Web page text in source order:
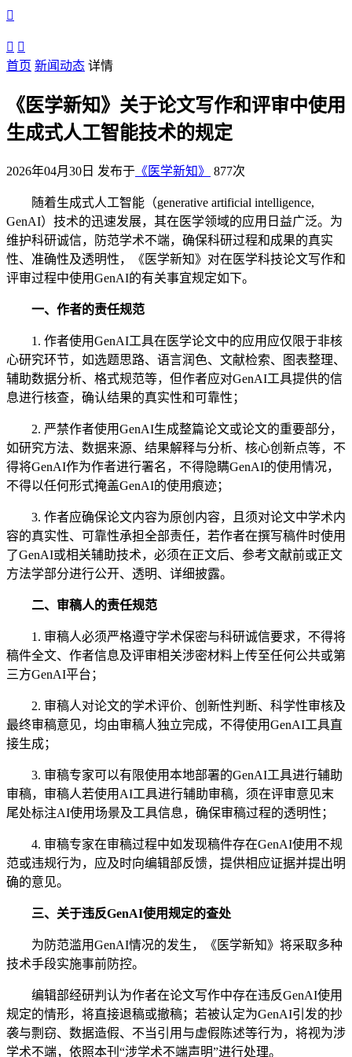

 
首页 新闻动态 详情
《医学新知》关于论文写作和评审中使用
生成式人工智能技术的规定
2026年04月30日 发布于 《医学新知》 877次
随着生成式人工智能（generative artificial intelligence,
GenAI）技术的迅速发展，其在医学领域的应用日益广泛。为
维护科研诚信，防范学术不端，确保科研过程和成果的真实
性、准确性及透明性，《医学新知》对在医学科技论文写作和
评审过程中使用GenAI的有关事宜规定如下。
一、作者的责任规范
1. 作者使用GenAI工具在医学论文中的应用应仅限于非核
心研究环节，如选题思路、语言润色、文献检索、图表整理、
辅助数据分析、格式规范等，但作者应对GenAI工具提供的信
息进行核查，确认结果的真实性和可靠性；
2. 严禁作者使用GenAI生成整篇论文或论文的重要部分，
如研究方法、数据来源、结果解释与分析、核心创新点等，不
得将GenAI作为作者进行署名，不得隐瞒GenAI的使用情况，
不得以任何形式掩盖GenAI的使用痕迹；
3. 作者应确保论文内容为原创内容，且须对论文中学术内
容的真实性、可靠性承担全部责任，若作者在撰写稿件时使用
了GenAI或相关辅助技术，必须在正文后、参考文献前或正文
方法学部分进行公开、透明、详细披露。
二、审稿人的责任规范
1. 审稿人必须严格遵守学术保密与科研诚信要求，不得将
稿件全文、作者信息及评审相关涉密材料上传至任何公共或第
三方GenAI平台；
2. 审稿人对论文的学术评价、创新性判断、科学性审核及
最终审稿意见，均由审稿人独立完成，不得使用GenAI工具直
接生成；
3. 审稿专家可以有限使用本地部署的GenAI工具进行辅助
审稿，审稿人若使用AI工具进行辅助审稿，须在评审意见末
尾处标注AI使用场景及工具信息，确保审稿过程的透明性；
4. 审稿专家在审稿过程中如发现稿件存在GenAI使用不规
范或违规行为，应及时向编辑部反馈，提供相应证据并提出明
确的意见。
三、关于违反GenAI使用规定的查处
为防范滥用GenAI情况的发生，《医学新知》将采取多种
技术手段实施事前防控。
编辑部经研判认为作者在论文写作中存在违反GenAI使用
规定的情形，将直接退稿或撤稿；若被认定为GenAI引发的抄
袭与剽窃、数据造假、不当引用与虚假陈述等行为，将视为涉
学术不端，依照本刊“涉学术不端声明”进行处理。